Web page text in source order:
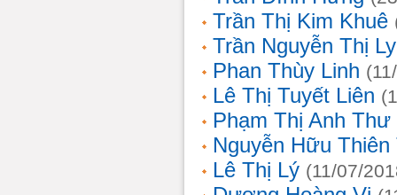
Trần Thị Kim Khuê
Trần Nguyễn Thị
Phan Thùy Linh
Lê Thị Tuyết Liên
Phạm Thị Anh Thư
Nguyễn Hữu Thiên
Lê Thị Lý (11/07/